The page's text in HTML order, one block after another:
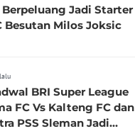
Jadi Starter
Besutan Milos Joksic
BRI Super League
FC Vs Kalteng FC dan
PSS Sleman Jadi